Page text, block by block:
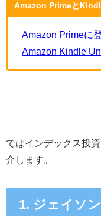
Amazon Primeと
Amazon Primeに
Amazon Kindle
ではインデックス投
介します。
1. ジェイソ